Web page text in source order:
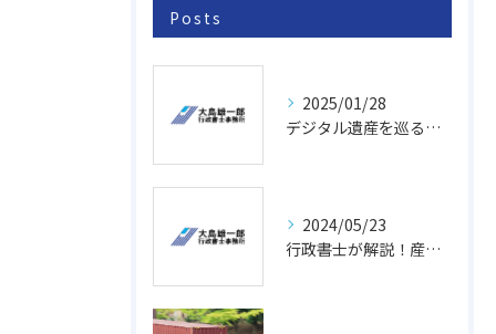
Posts
2025/01/28
デジタル遺産を巡る相続の重要性
2024/05/23
行政書士が解説！産業廃棄物収集運搬業の許可取得のポイント